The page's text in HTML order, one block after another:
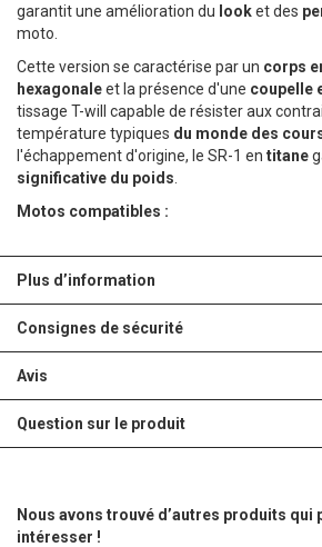
garantit une amélioration du looket des
moto.
Cette version se caractérise par un corps
hexagonaleet la présence d'une coupelle
tissage T-will capable de résister aux
température typiques du monde des
l'échappement d'origine, le SR-1 en titane
significative du poids
Motos compatibles :
Plus d’information
Consignes de sécurité
Avis
Question sur le produit
Nous avons trouvé d’autres produits qui
intéresser !